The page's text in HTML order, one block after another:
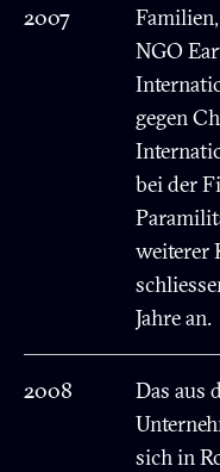
2007
NGO
gegen
bei der
weiterer
Jahre an.
2008
Das aus
sich in